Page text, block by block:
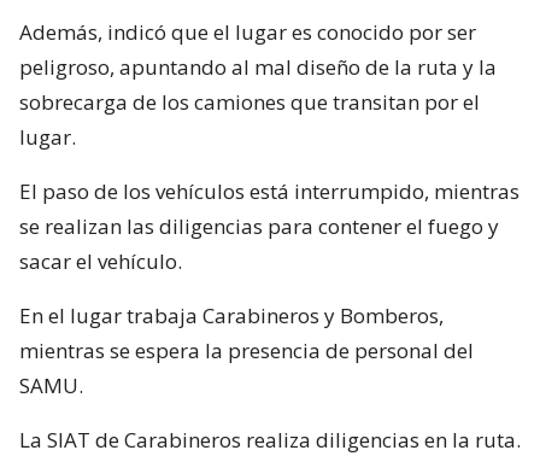
Además, indicó que el lugar es conocido por ser
peligroso, apuntando al mal diseño de la ruta y la
sobrecarga de los camiones que transitan por el
lugar.
El paso de los vehículos está interrumpido, mientras
se realizan las diligencias para contener el fuego y
sacar el vehículo.
En el lugar trabaja Carabineros y Bomberos,
mientras se espera la presencia de personal del
SAMU.
La SIAT de Carabineros realiza diligencias en la ruta.